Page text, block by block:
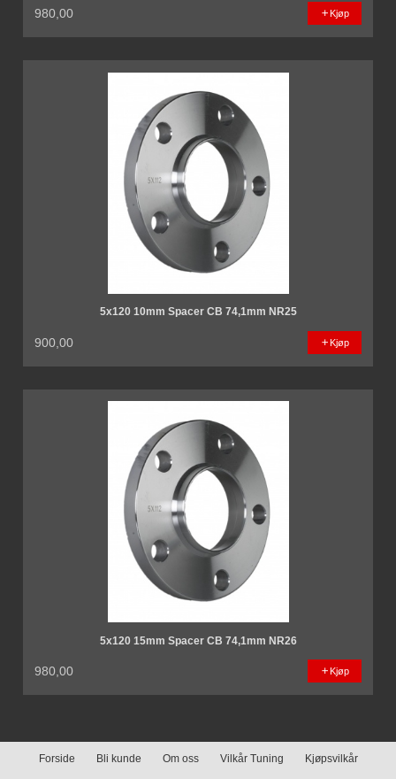
980,00 Kjøp
5x120 10mm Spacer CB 74,1mm NR25
900,00 Kjøp
5x120 15mm Spacer CB 74,1mm NR26
980,00 Kjøp
Forside Bli kunde Om oss Vilkår Tuning Kjøpsvilkår